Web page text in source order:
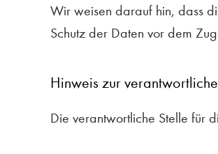
Wir weisen darauf hin, dass
Schutz der Daten vor dem
Hinweis zur
Die verantwortliche Stelle für